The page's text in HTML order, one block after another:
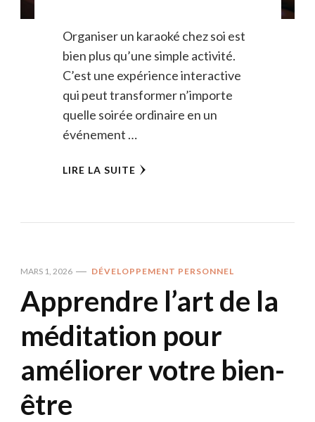
Organiser un karaoké chez soi est
bien plus qu’une simple activité.
C’est une expérience interactive
qui peut transformer n’importe
quelle soirée ordinaire en un
événement …
LIRE LA SUITE
MARS 1, 2026 DÉVELOPPEMENT PERSONNEL
Apprendre l’art de la
méditation pour
améliorer votre bien-
être